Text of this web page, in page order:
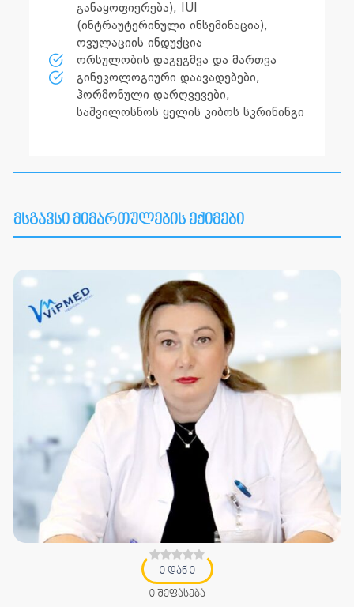
განაყოფიერება), IUI
(ინტრაუტერინული ინსემინაცია),
ოვულაციის ინდუქცია
ორსულობის დაგეგმვა და მართვა
გინეკოლოგიური დაავადებები,
ჰორმონული დარღვევები,
საშვილოსნოს ყელის კიბოს სკრინინგი
მსგავსი მიმართულების ექიმები
0 დან 0
0 შეფასება